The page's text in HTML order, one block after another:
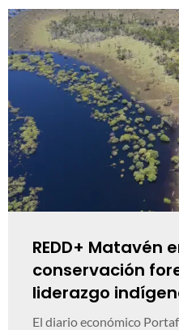
REDD+ Matavén
conservación
liderazgo
El diario económico